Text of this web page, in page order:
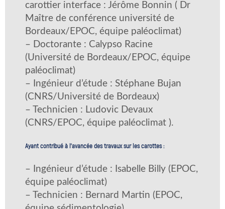
carottier interface : Jérôme Bonnin ( Dr
Maître de conférence université de
Bordeaux/EPOC, équipe paléoclimat)
– Doctorante : Calypso Racine
(Université de Bordeaux/EPOC, équipe
paléoclimat)
– Ingénieur d’étude : Stéphane Bujan
(CNRS/Université de Bordeaux)
– Technicien : Ludovic Devaux
(CNRS/EPOC, équipe paléoclimat ).
Ayant contribué à l’avancée des travaux sur les carottes :
– Ingénieur d’étude : Isabelle Billy (EPOC,
équipe paléoclimat)
– Technicien : Bernard Martin (EPOC,